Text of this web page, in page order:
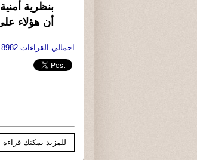
بنظرية
أن هؤلاء
اجمالي القراءات 8982
للمزيد يمكنك قراءة